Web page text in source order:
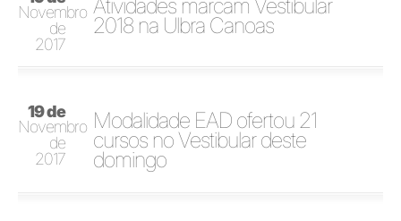
Novembro
de
2017
Atividades marcam Vestibular
2018 na Ulbra Canoas
19 de
Novembro
de
2017
Modalidade EAD ofertou 21
cursos no Vestibular deste
domingo